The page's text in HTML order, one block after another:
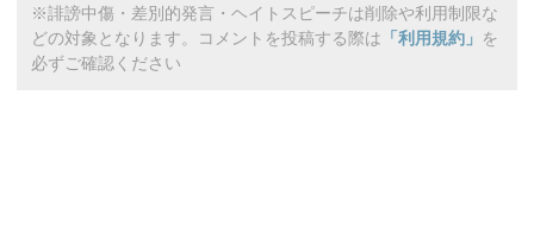
※誹謗中傷・差別的発言・ヘイトスピーチは削除や利用制限な
どの対象となります。コメントを投稿する際は 「利用規約」 を
必ずご確認ください